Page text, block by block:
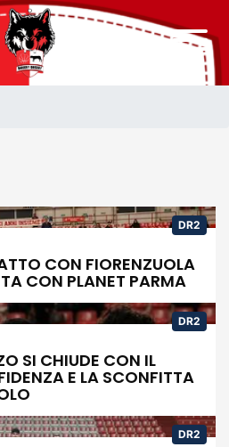
DR2
CON FIORENZUOLA
CON PLANET PARMA
DR2
SI CHIUDE CON IL
E LA SCONFITTA
DR2